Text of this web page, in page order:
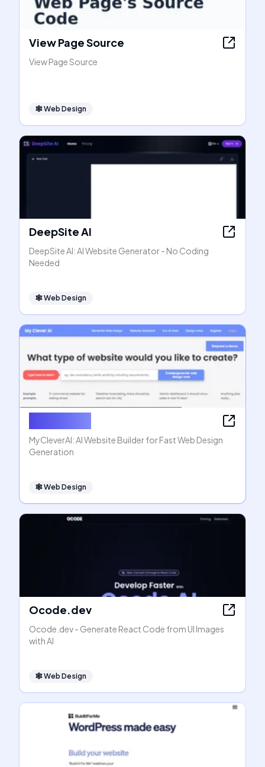
View Page Source
View Page Source
🕸Web Design
DeepSite AI
DeepSite AI: AI Website Generator - No Coding
Needed
🕸Web Design
MyCleverAI: AI Website Builder for Fast Web Design
Generation
🕸Web Design
Ocode.dev
Ocode.dev - Generate React Code from UI Images
with AI
🕸Web Design